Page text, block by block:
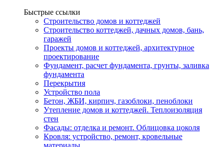
Быстрые ссылки
Строительство домов и коттеджей
Строительство коттеджей, дачных домов, бань,
гаражей
Проекты домов и коттеджей, архитектурное
проектирование
Фундамент, расчет фундамента, грунты, заливка
фундамента
Перекрытия
Устройство пола
Бетон, ЖБИ, кирпич, газоблоки, пеноблоки
Утепление домов и коттеджей. Теплоизоляция
стен
Фасады: отделка и ремонт. Облицовка цоколя
Кровля: устройство, ремонт, кровельные
материалы